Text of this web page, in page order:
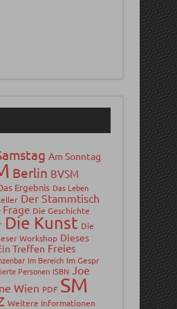
Paywall, keine
Am Sonntag
Berlin BVSM
Ergebnis Das Leben
Der Stammtisch
Frage Die Geschichte
Die Kunst Die
Workshop Dieses
Treffen Freies
Im Bereich Im Gespr
Personen ISBN
Joe
Wien PDF SM
Weitere Informationen